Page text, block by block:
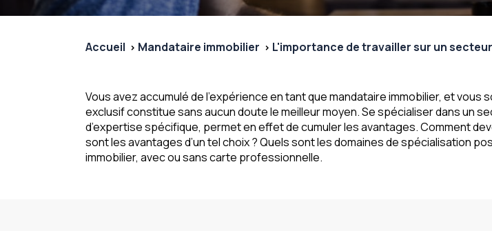
Accueil Mandataire immobilier L'importance de travailler sur un
Vous avez accumulé de l’expérience en tant que mandataire immobilier, et
exclusif constitue sans aucun doute le meilleur moyen. Se spécialiser dans un
d’expertise spécifique, permet en effet de cumuler les avantages. Comment
sont les avantages d’un tel choix ? Quels sont les domaines de spécialisation
immobilier, avec ou sans carte professionnelle.